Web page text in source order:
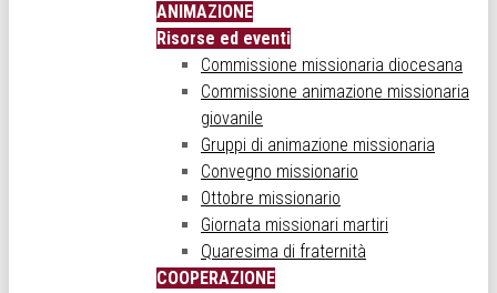
ANIMAZIONE
Risorse ed eventi
Commissione missionaria diocesana
Commissione animazione missionaria
giovanile
Gruppi di animazione missionaria
Convegno missionario
Ottobre missionario
Giornata missionari martiri
Quaresima di fraternità
COOPERAZIONE